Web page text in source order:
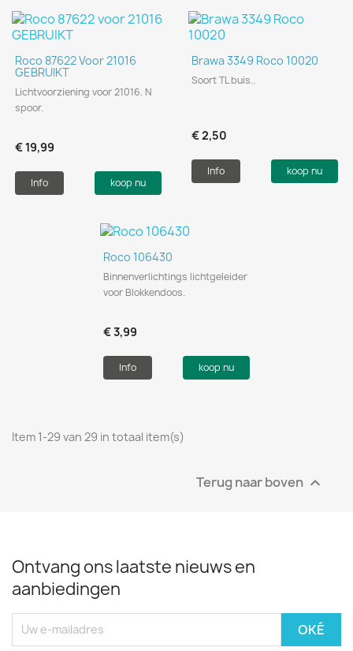
Roco 87622 Voor 21016
GEBRUIKT
Lichtvoorziening voor 21016. N
spoor.
€ 19,99
Info koop nu
Brawa 3349 Roco 10020
Soort TL buis..
€ 2,50
Info koop nu
Roco 106430
Binnenverlichtings lichtgeleider
voor Blokkendoos.
€ 3,99
Info koop nu
Item 1-29 van 29 in totaal item(s)
Terug naar boven 
Ontvang ons laatste nieuws en
aanbiedingen